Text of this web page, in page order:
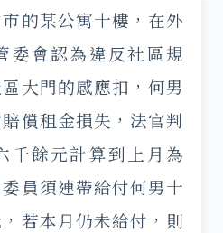
的某公寓十樓，在外
委會認為違反社區規
大門的感應扣，何男
償租金損失，法官判
千餘元計算到上月為
員須連帶給付何男十
若本月仍未給付，則